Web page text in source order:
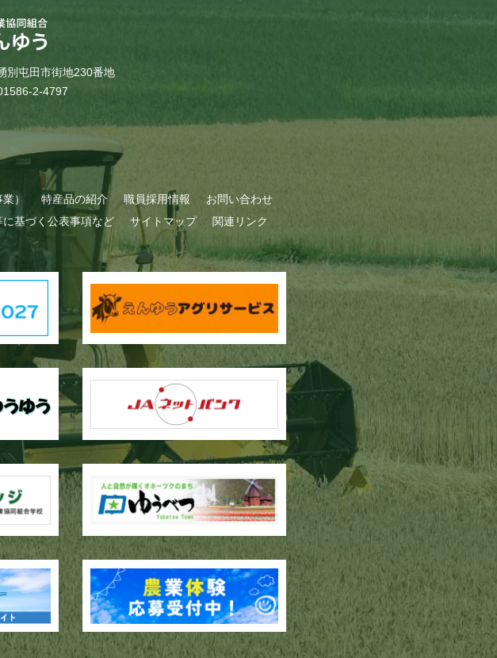
屯田市街地230番地
2-4797
） 特産品の紹介 職員採用情報
お問い合わせ
基づく公表事項など サイトマップ 関連リンク